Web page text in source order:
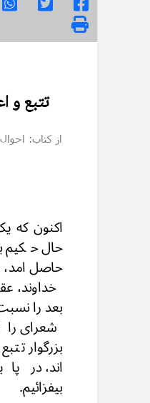
تتبع و
از کتاب:
اکنون که
حال حکیم
حاصل امد،
خداوند،
بعد را
شعرای
بزرگوار
اند، در
بیفزائیم.